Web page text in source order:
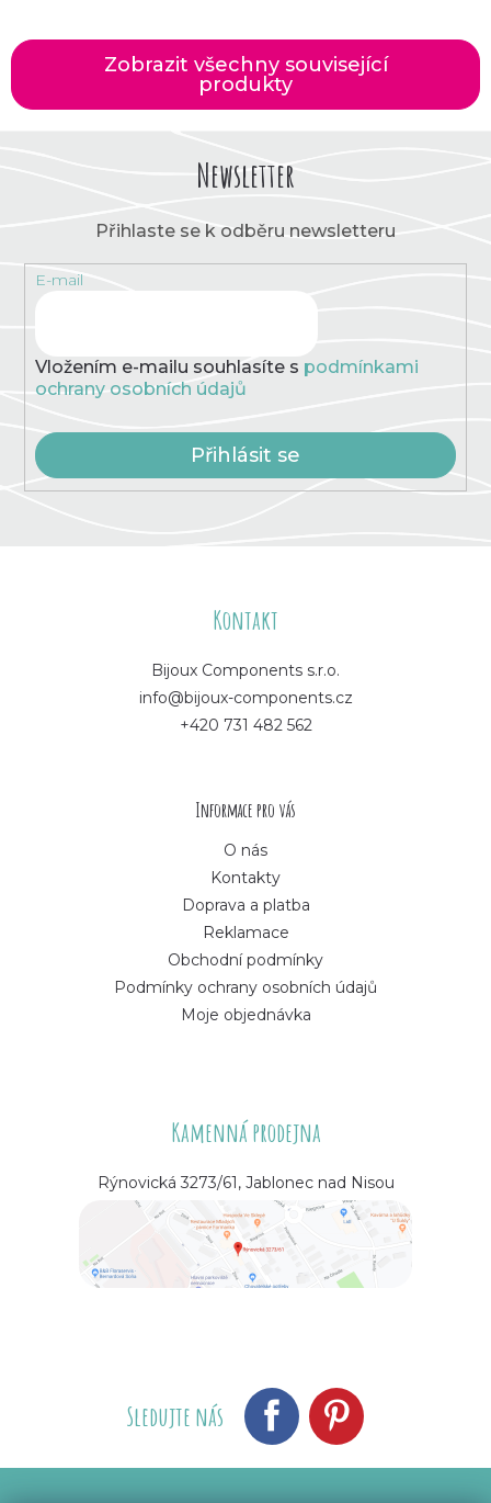
Zobrazit všechny související
produkty
Newsletter
Přihlaste se k odběru newsletteru
E-mail
Vložením e-mailu souhlasíte s podmínkami
ochrany osobních údajů
Přihlásit se
Kontakt
Bijoux Components s.r.o.
info@bijoux-components.cz
+420 731 482 562
Informace pro vás
O nás
Kontakty
Doprava a platba
Reklamace
Obchodní podmínky
Podmínky ochrany osobních údajů
Moje objednávka
Kamenná prodejna
Rýnovická 3273/61, Jablonec nad Nisou
Sledujte nás